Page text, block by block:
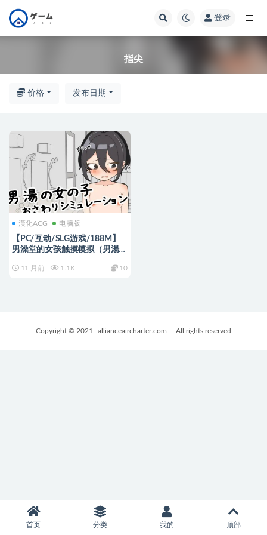
登录
指尖
价格 发布日期
漢化ACG 电脑版
【PC/互动/SLG游戏/188M】
男澡堂的女孩触摸模拟（男湯の
ン）正式版+互动SLG游戏
11 月前 1.1K 10
Copyright © 2021 allianceaircharter.com - All rights reserved
首页 分类 我的 顶部